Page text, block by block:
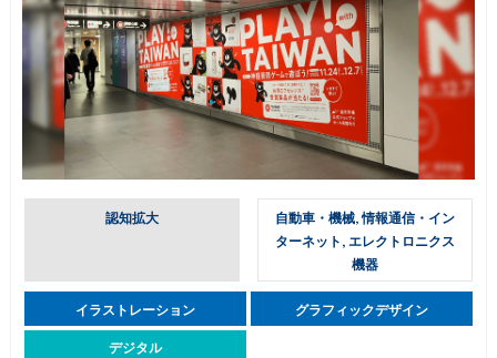
認知拡大
自動車・機械, 情報通信・イン
ターネット, エレクトロニクス
機器
イラストレーション グラフィックデザイン
デジタル